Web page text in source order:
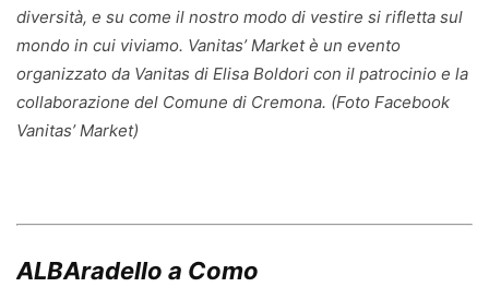
diversità, e su come il nostro modo di vestire si rifletta sul
mondo in cui viviamo. Vanitas’ Market è un evento
organizzato da Vanitas di Elisa Boldori con il patrocinio e la
collaborazione del Comune di Cremona. (Foto Facebook
Vanitas’ Market)
ALBAradello a Como